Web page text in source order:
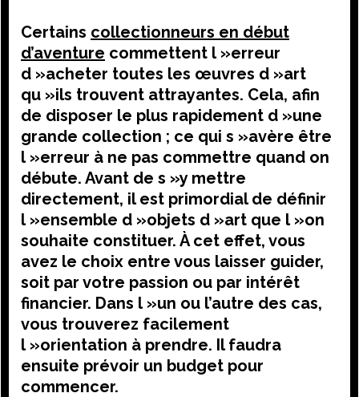
Certains collectionneurs en début
d’aventure commettent l »erreur
d »acheter toutes les œuvres d »art
qu »ils trouvent attrayantes. Cela, afin
de disposer le plus rapidement d »une
grande collection ; ce qui s »avère être
l »erreur à ne pas commettre quand on
débute. Avant de s »y mettre
directement, il est primordial de définir
l »ensemble d »objets d »art que l »on
souhaite constituer. À cet effet, vous
avez le choix entre vous laisser guider,
soit par votre passion ou par intérêt
financier. Dans l »un ou l’autre des cas,
vous trouverez facilement
l »orientation à prendre. Il faudra
ensuite prévoir un budget pour
commencer.